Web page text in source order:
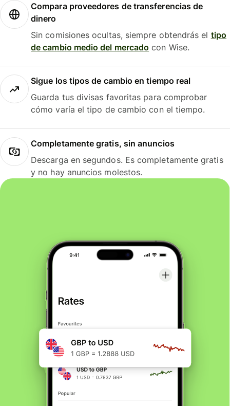
Compara proveedores de transferencias de
dinero
Sin comisiones ocultas, siempre obtendrás el tipo
de cambio medio del mercado con Wise.
Sigue los tipos de cambio en tiempo real
Guarda tus divisas favoritas para comprobar
cómo varía el tipo de cambio con el tiempo.
Completamente gratis, sin anuncios
Descarga en segundos. Es completamente gratis
y no hay anuncios molestos.